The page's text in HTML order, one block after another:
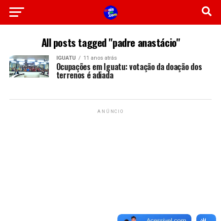
All posts tagged "padre anastácio"
IGUATU 11 anos atrás
Ocupações em Iguatu: votação da doação dos
terrenos é adiada
ANÚNCIO